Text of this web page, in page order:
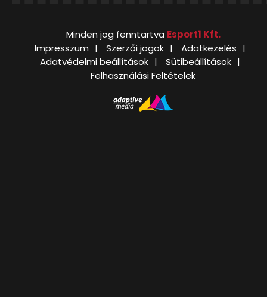
Minden jog fenntartva Esport1 Kft.
Impresszum
Szerzői jogok
Adatkezelés
Adatvédelmi beállítások
Sütibeállítások
Felhasználási Feltételek